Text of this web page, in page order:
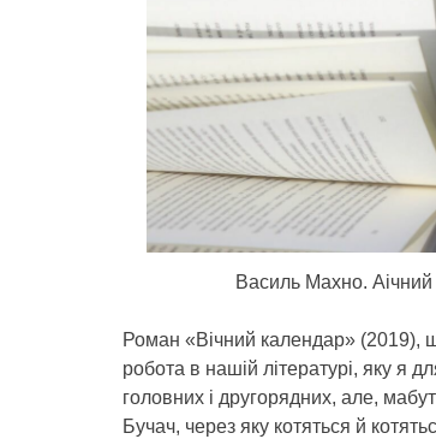
Василь Махно.
Роман «Вічний календар» (2019),
робота в нашій літературі, яку я
головних і другорядних, але,
Бучач, через яку котяться й